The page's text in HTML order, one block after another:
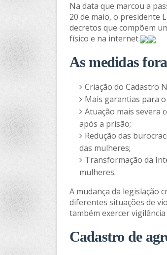
Na data que marcou a
20 de maio, o presidente
decretos que compõem
físico e na internet.
As medidas
Criação do Cadastro
Mais garantias para
Atuação mais severa
após a prisão;
Redução das
das mulheres;
Transformação da
mulheres.
A mudança da legislação
diferentes situações de
também exercer
Cadastro de